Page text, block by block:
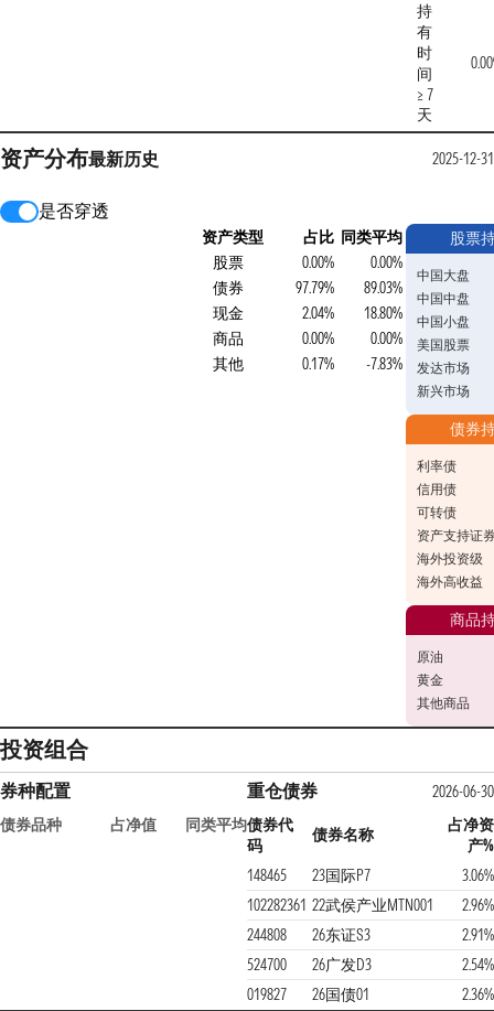
持
有
时
间
≥ 7
天
资产分布最新历史 2025-12-31
是否穿透
资产类型 占比 同类平均
股票
0.00%
0.00%
债券
97.79%
89.03%
现金
2.04%
18.80%
商品
0.00%
0.00%
其他
0.17% -7.83%
股票
中国大盘
中国中盘
中国小盘
美国股票
发达市场
新兴市场
债券
利率债
信用债
可转债
资产支持证
海外投资级
海外高收益
商品
原油
黄金
其他商品
投资组合
券种配置
债券品种 占净值 同类平均
重仓债券
2026-06-30
债券代
码
债券名称
占净资
产%
148465
23国际P7
3.06%
102282361 22武侯产业MTN001
2.96%
244808
26东证S3
2.91%
524700
26广发D3
2.54%
019827
26国债01 2.36%